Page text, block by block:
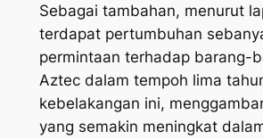
Sebagai tambahan, menurut
terdapat pertumbuhan
permintaan terhadap barang-
Aztec dalam tempoh lima
kebelakangan ini,
yang semakin meningkat